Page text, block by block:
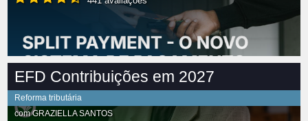
EFD Contribuições em 2027
Reforma tributária
comGRAZIELLA SANTOS